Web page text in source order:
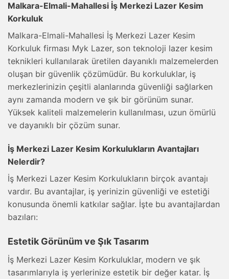
Malkara-Elmali-Mahallesi İş Merkezi Lazer Kesim
Korkuluk
Malkara-Elmali-Mahallesi İş Merkezi Lazer Kesim
Korkuluk firması Myk Lazer, son teknoloji lazer kesim
teknikleri kullanılarak üretilen dayanıklı malzemelerden
oluşan bir güvenlik çözümüdür. Bu korkuluklar, iş
merkezlerinizin çeşitli alanlarında güvenliği sağlarken
aynı zamanda modern ve şık bir görünüm sunar.
Yüksek kaliteli malzemelerin kullanılması, uzun ömürlü
ve dayanıklı bir çözüm sunar.
İş Merkezi Lazer Kesim Korkulukların Avantajları
Nelerdir?
İş Merkezi Lazer Kesim Korkulukların birçok avantajı
vardır. Bu avantajlar, iş yerinizin güvenliği ve estetiği
konusunda önemli katkılar sağlar. İşte bu avantajlardan
bazıları:
Estetik Görünüm ve Şık Tasarım
İş Merkezi Lazer Kesim Korkuluklar, modern ve şık
tasarımlarıyla iş yerlerinize estetik bir değer katar. İş